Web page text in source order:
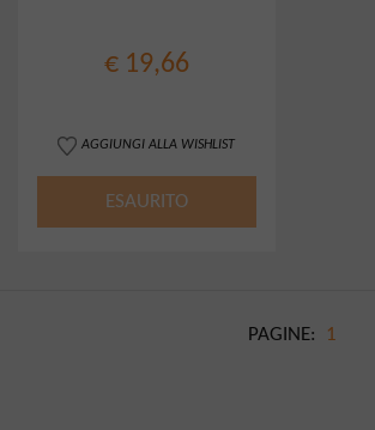
€ 19,66
AGGIUNGI ALLA WISHLIST
ESAURITO
PAGINE: 1